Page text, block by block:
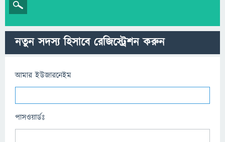
নতুন সদস্য হিসাবে রেজিস্ট্রেশন করুন
আমার ইউজারনেইম
পাসওয়ার্ডঃ